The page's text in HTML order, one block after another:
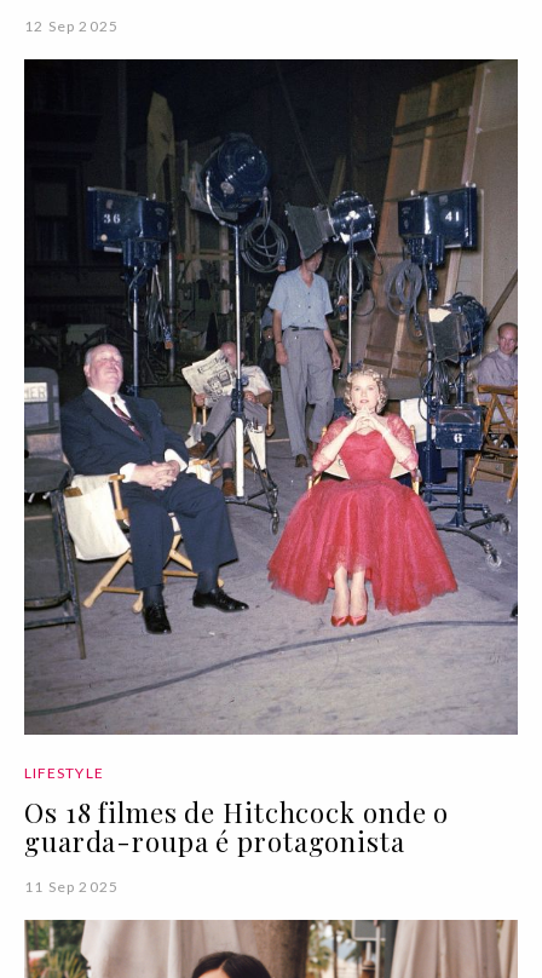
12 Sep 2025
LIFESTYLE
Os 18 filmes de Hitchcock onde o
guarda-roupa é protagonista
11 Sep 2025